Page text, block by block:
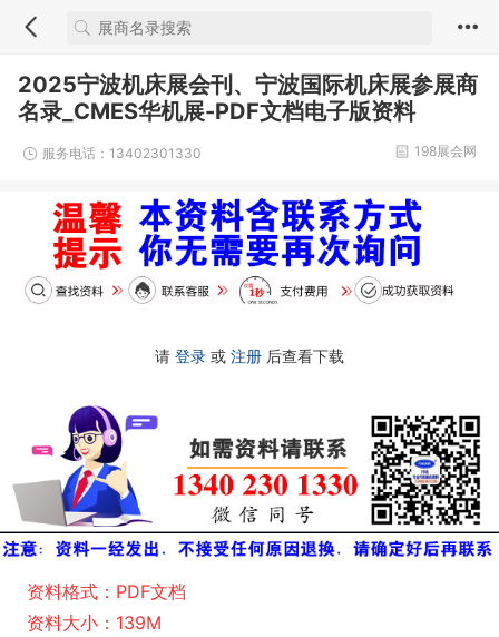
2025宁波机床展会刊、宁波国际机床展参展商
名录_CMES华机展-PDF文档电子版资料
服务电话：13402301330 198展会网
请 登录 或 注册 后查看下载
资料格式：PDF文档
资料大小：139M